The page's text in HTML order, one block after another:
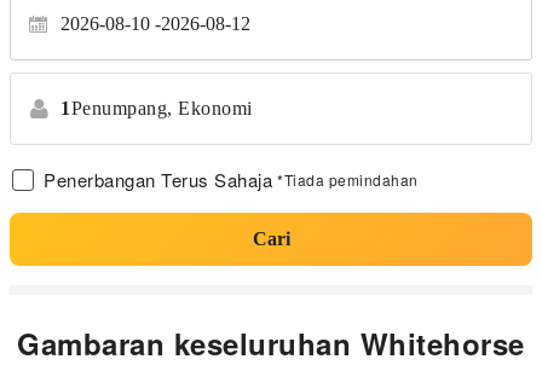
2026-08-10 2026-08-12
1Penumpang, Ekonomi
Penerbangan Terus Sahaja *Tiada pemindahan
Cari
Gambaran keseluruhan Whitehorse